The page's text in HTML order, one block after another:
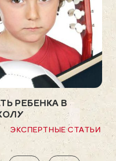
РЕБЕНКА В
ЭКСПЕРТНЫЕ СТАТЬИ